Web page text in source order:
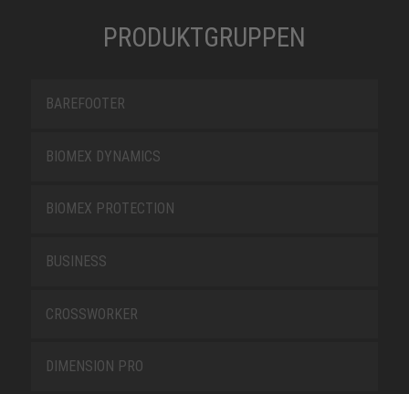
PRODUKTGRUPPEN
BAREFOOTER
BIOMEX DYNAMICS
BIOMEX PROTECTION
BUSINESS
CROSSWORKER
DIMENSION PRO